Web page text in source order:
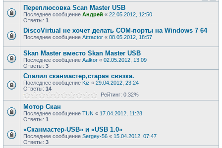
Переплюсовка Scan Master USB
Последнее сообщение Андрей « 22.05.2012, 12:50
Ответы: 1
DiscoVirtual не хочет делать COM-порты на Windows 7 64
Последнее сообщение Attractor « 08.05.2012, 18:57
Skan Master вместо Skan Master USB
Последнее сообщение Aalkor « 02.05.2012, 13:09
Ответы: 3
Спалил сканмастер,старая связка.
Последнее сообщение Kiz « 29.04.2012, 23:24
Ответы: 14
Рейтинг: 0.32%
Мотор Скан
Последнее сообщение TUN « 17.04.2012, 11:28
Ответы: 1
«Сканмастер-USB» и «USB 1.0»
Последнее сообщение Sergey-56 « 15.04.2012, 07:47
Ответы: 3